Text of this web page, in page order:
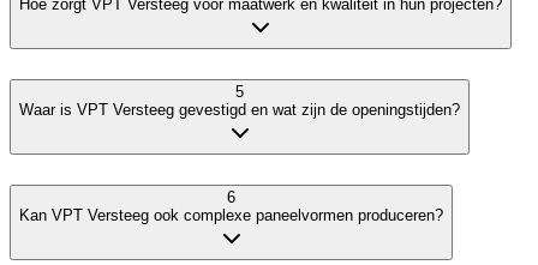
Hoe zorgt VPT Versteeg voor maatwerk en kwaliteit in hun projecten?
5
Waar is VPT Versteeg gevestigd en wat zijn de openingstijden?
6
Kan VPT Versteeg ook complexe paneelvormen produceren?